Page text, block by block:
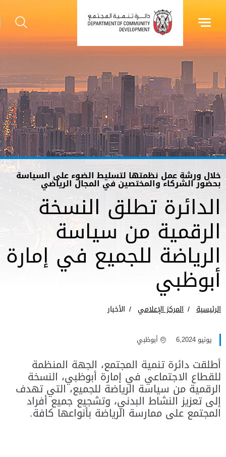
خلال ورشة عمل نظمتها لتسليط الضوء على السياسة
بحضور الشركاء والمختصين في المجال الرياضي
الدائرة تطلق النسخة
الرقمية من سياسة
الرياضة للجميع في إمارة
أبوظبي
الرئيسية المركز الإعلامي الأخبار
يونيو 6,2024 أبوظبي
أطلقت دائرة تنمية المجتمع، الجهة المنظمة
للقطاع الاجتماعي في إمارة أبوظبي، النسخة
الرقمية من سياسة الرياضة للجميع، التي تهدف
إلى تعزيز النشاط البدني، وتشجيع جميع أفراد
المجتمع على ممارسة الرياضة بأنواعها كافة.